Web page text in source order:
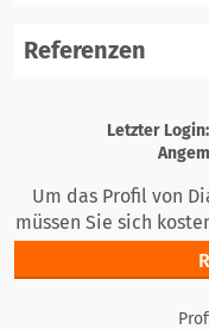
Referenzen
Letzter Login:
Um das Profil von
müssen Sie sich